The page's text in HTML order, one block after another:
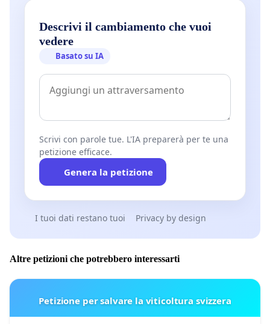
Descrivi il cambiamento che vuoi
vedere
Basato su IA
Scrivi con parole tue. L'IA preparerà per te una
petizione efficace.
Genera la petizione
I tuoi dati restano tuoi Privacy by design
Altre petizioni che potrebbero interessarti
Petizione per salvare la viticoltura svizzera